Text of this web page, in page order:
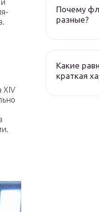
XIV
Почему
разные?
Какие
краткая